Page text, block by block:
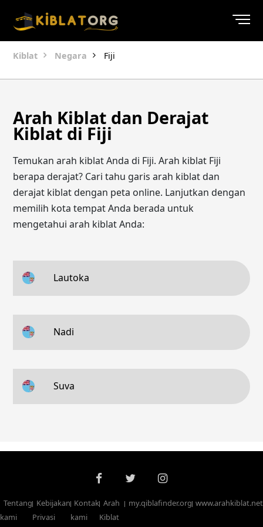
Kiblat Negara Fiji
Arah Kiblat dan Derajat
Kiblat di Fiji
Temukan arah kiblat Anda di Fiji. Arah kiblat Fiji
berapa derajat? Cari tahu garis arah kiblat dan
derajat kiblat dengan peta online. Lanjutkan dengan
memilih kota tempat Anda berada untuk
mengetahui arah kiblat Anda:
Lautoka
Nadi
Suva
Tentang
kami
Kebijakan
Privasi
Kontak
kami
Arah
Kiblat
my.qiblafinder.org www.arahkiblat.net